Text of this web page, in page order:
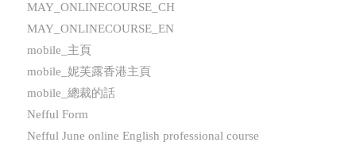
MAY_ONLINECOURSE_CH
MAY_ONLINECOURSE_EN
mobile_主頁
mobile_妮芙露香港主頁
mobile_總裁的話
Nefful Form
Nefful June online English professional course